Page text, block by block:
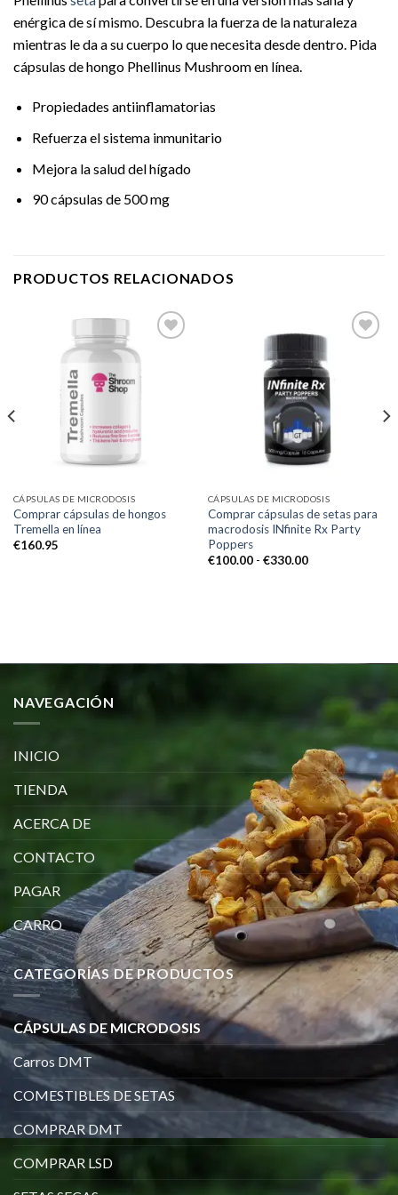
enérgica de sí mismo. Descubra la fuerza de la naturaleza
mientras le da a su cuerpo lo que necesita desde dentro. Pida
cápsulas de hongo Phellinus Mushroom en línea.
Propiedades antiinflamatorias
Refuerza el sistema inmunitario
Mejora la salud del hígado
90 cápsulas de 500 mg
PRODUCTOS RELACIONADOS
CÁPSULAS DE MICRODOSIS
Comprar cápsulas de hongos
Tremella en línea
€160.95
CÁPSULAS DE MICRODOSIS
Comprar cápsulas de setas para
macrodosis INfinite Rx Party
Poppers
€100.00 - €330.00Rango
NAVEGACIÓN
INICIO
TIENDA
ACERCA DE
CONTACTO
PAGAR
CARRO
CATEGORÍAS DE PRODUCTOS
CÁPSULAS DE MICRODOSIS
Carros DMT
COMESTIBLES DE SETAS
COMPRAR DMT
COMPRAR LSD